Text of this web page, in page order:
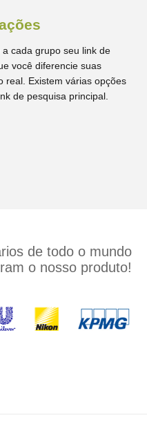
cada grupo seu link de
você diferencie suas
real. Existem várias opções
de pesquisa principal.
de todo o mundo
o nosso produto!